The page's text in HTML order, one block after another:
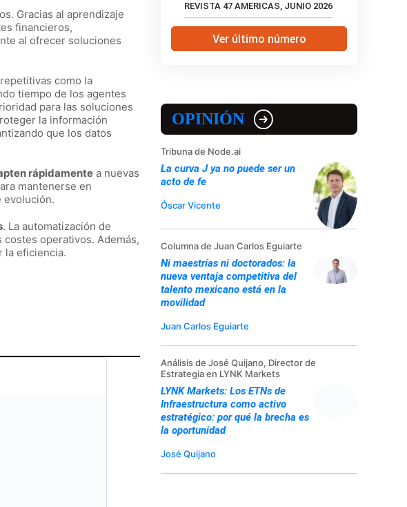
Gracias al aprendizaje
financieros,
al ofrecer soluciones
como la
tiempo de los agentes
para las soluciones
la información
que los datos
rápidamente a nuevas
mantenerse en
evolución.
. La automatización de
operativos. Además,
la eficiencia.
REVISTA 47 AMERICAS, JUNIO 2026
Ver último número
OPINIÓN
Tribuna de Node.ai
La curva J ya no puede ser un
acto de fe
Óscar Vicente
Columna de Juan Carlos Eguiarte
Ni maestrías ni doctorados: la
nueva ventaja competitiva del
talento mexicano está en la
movilidad
Juan Carlos Eguiarte
Análisis de José Quijano, Director de
Estrategia en LYNK Markets
LYNK Markets: Los ETNs de
Infraestructura como activo
estratégico: por qué la brecha es
la oportunidad
José Quijano